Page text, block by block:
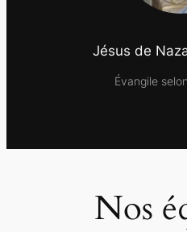
Jésus de
Évangile
Nos